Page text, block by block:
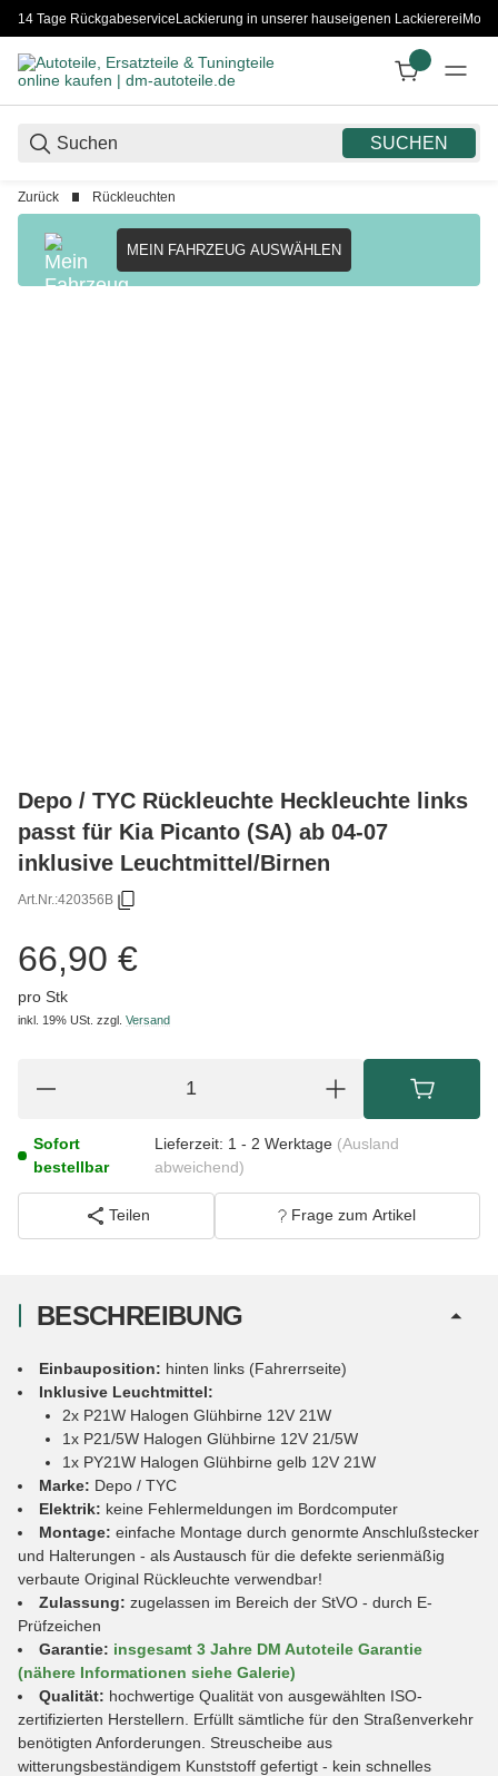
14 Tage RückgabeserviceLackierung in unserer hauseigenen Lackiererei
SUCHEN
Zurück Rückleuchten
MEIN FAHRZEUG AUSWÄHLEN
Depo / TYC Rückleuchte Heckleuchte links
passt für Kia Picanto (SA) ab 04-07
inklusive Leuchtmittel/Birnen
Art.Nr.:420356B
66,90 €
pro Stk
inkl. 19% USt. zzgl. Versand
Sofort
bestellbar
Lieferzeit: 1 - 2 Werktage (Ausland
abweichend)
Teilen Frage zum Artikel
BESCHREIBUNG
Einbauposition: hinten links (Fahrerrseite)
Inklusive Leuchtmittel:
2x P21W Halogen Glühbirne 12V 21W
1x P21/5W Halogen Glühbirne 12V 21/5W
1x PY21W Halogen Glühbirne gelb 12V 21W
Marke: Depo / TYC
Elektrik: keine Fehlermeldungen im Bordcomputer
Montage: einfache Montage durch genormte Anschlußstecker
und Halterungen - als Austausch für die defekte serienmäßig
verbaute Original Rückleuchte verwendbar!
Zulassung: zugelassen im Bereich der StVO - durch E-
Prüfzeichen
Garantie: insgesamt 3 Jahre DM Autoteile Garantie
(nähere Informationen siehe Galerie)
Qualität: hochwertige Qualität von ausgewählten ISO-
zertifizierten Herstellern. Erfüllt sämtliche für den Straßenverkehr
benötigten Anforderungen. Streuscheibe aus
witterungsbeständigem Kunststoff gefertigt - kein schnelles